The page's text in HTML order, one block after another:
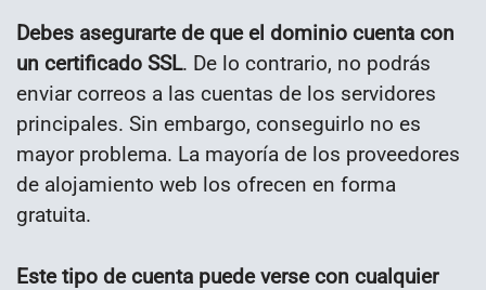
Debes asegurarte de que el dominio cuenta con
un certificado SSL. De lo contrario, no podrás
enviar correos a las cuentas de los servidores
principales. Sin embargo, conseguirlo no es
mayor problema. La mayoría de los proveedores
de alojamiento web los ofrecen en forma
gratuita.
Este tipo de cuenta puede verse con cualquier